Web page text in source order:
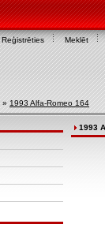
Reģistrēties Meklēt
» 1993 Alfa-Romeo 164
1993